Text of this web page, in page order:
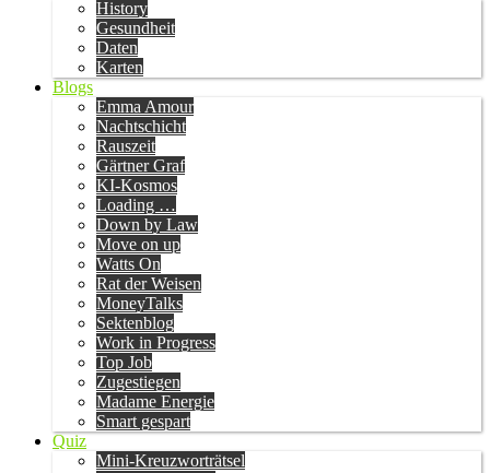
History
Gesundheit
Daten
Karten
Blogs
Emma Amour
Nachtschicht
Rauszeit
Gärtner Graf
KI-Kosmos
Loading …
Down by Law
Move on up
Watts On
Rat der Weisen
MoneyTalks
Sektenblog
Work in Progress
Top Job
Zugestiegen
Madame Energie
Smart gespart
Quiz
Mini-Kreuzworträtsel